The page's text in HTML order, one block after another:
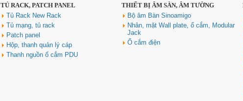
TỦ RACK, PATCH PANEL
Tủ Rack New Rack
Tủ mạng, tủ rack
Patch panel
Hộp, thanh quản lý cáp
Thanh nguồn ổ cắm PDU
THIẾT BỊ ÂM SÀN, ÂM TƯỜNG
Bộ âm Bàn Sinoamigo
Nhân, mặt Wall plate, ổ cắm, Modular
Jack
Ổ cắm điện